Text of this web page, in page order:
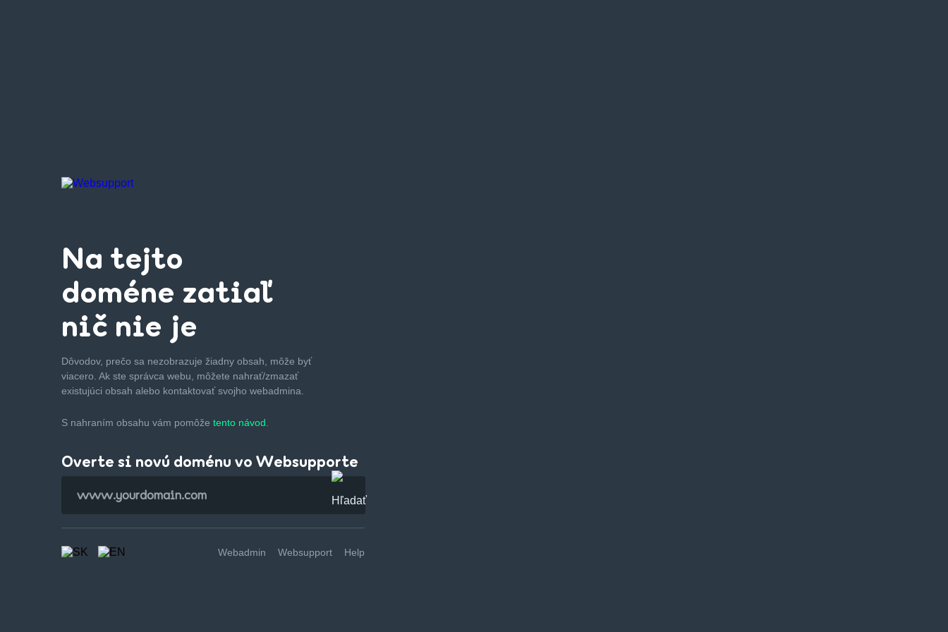
Na tejto
doméne zatiaľ
nič nie je
Dôvodov, prečo sa nezobrazuje žiadny obsah, môže byť
viacero. Ak ste správca webu, môžete nahrať/zmazať
existujúci obsah alebo kontaktovať svojho webadmina.
S nahraním obsahu vám pomôže tento návod.
Overte si novú doménu vo Websupporte
Webadmin Websupport Help